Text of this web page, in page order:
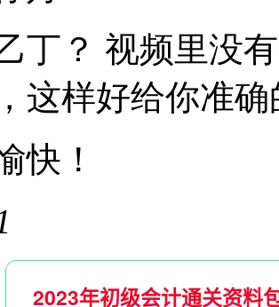
丁？ 视频里没
这样好给你准
快！